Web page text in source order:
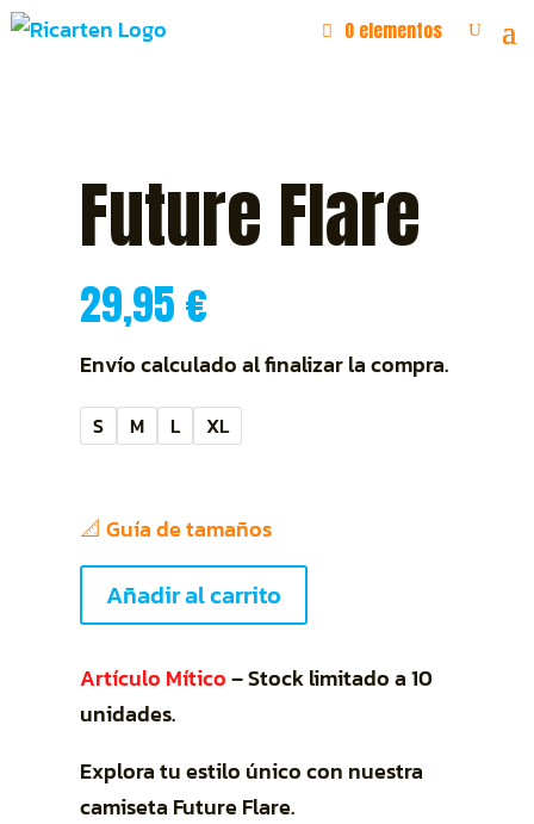
0 elementos
Future Flare
29,95€
Envío calculado al finalizar la compra.
S M L XL
📐 Guía de tamaños
Future
Flare
cantidad
Añadir al carrito
Artículo Mítico– Stock limitado a 10
unidades.
Explora tu estilo único con nuestra
camiseta Future Flare.